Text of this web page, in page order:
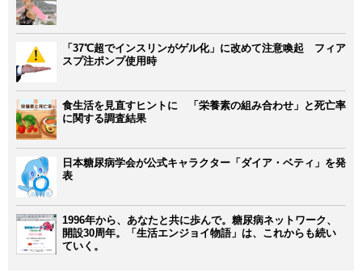
「37℃超でインスリンがゲル化」に改めて注意喚起 フィア
スプ注ポンプ使用時
食生活を見直すヒントに 「栄養素の組み合わせ」と死亡率
に関する調査結果
日本糖尿病学会が公式キャラクター「ダイア・ベティ」を発
表
1996年から、あなたと共に歩んで。糖尿病ネットワーク、
開設30周年。「生活エンジョイ物語」は、これからも続い
ていく。